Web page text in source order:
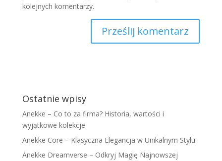
kolejnych komentarzy.
Ostatnie wpisy
Anekke – Co to za firma? Historia, wartości i
wyjątkowe kolekcje
Anekke Core – Klasyczna Elegancja w Unikalnym Stylu
Anekke Dreamverse – Odkryj Magię Najnowszej